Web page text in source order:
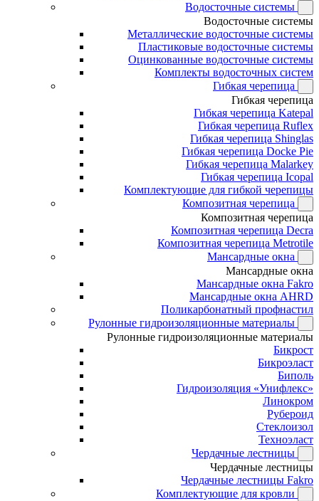
Водосточные системы
Водосточные системы
Металлические водосточные системы
Пластиковые водосточные системы
Оцинкованные водосточные системы
Комплекты водосточных систем
Гибкая черепица
Гибкая черепица
Гибкая черепица Katepal
Гибкая черепица Ruflex
Гибкая черепица Shinglas
Гибкая черепица Docke Pie
Гибкая черепица Malarkey
Гибкая черепица Icopal
Комплектующие для гибкой черепицы
Композитная черепица
Композитная черепица
Композитная черепица Decra
Композитная черепица Metrotile
Мансардные окна
Мансардные окна
Мансардные окна Fakro
Мансардные окна AHRD
Поликарбонатный профнастил
Рулонные гидроизоляционные материалы
Рулонные гидроизоляционные материалы
Бикрост
Бикроэласт
Биполь
Гидроизоляция «Унифлекс»
Линокром
Рубероид
Стеклоизол
Техноэласт
Чердачные лестницы
Чердачные лестницы
Чердачные лестницы Fakro
Комплектующие для кровли